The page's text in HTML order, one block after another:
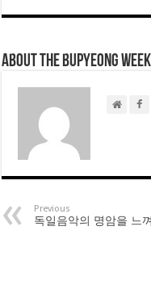
About THE BUPYEONG
Previous
독일음악의 명암을 느